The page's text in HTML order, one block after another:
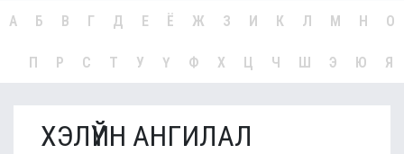
А Б В Г Д Е Ё Ж З И К Л М Н О
П Р С Т У Ү Ф Х Ц Ч Ш Э Ю Я
ХЭЛҮЙН АНГИЛАЛ